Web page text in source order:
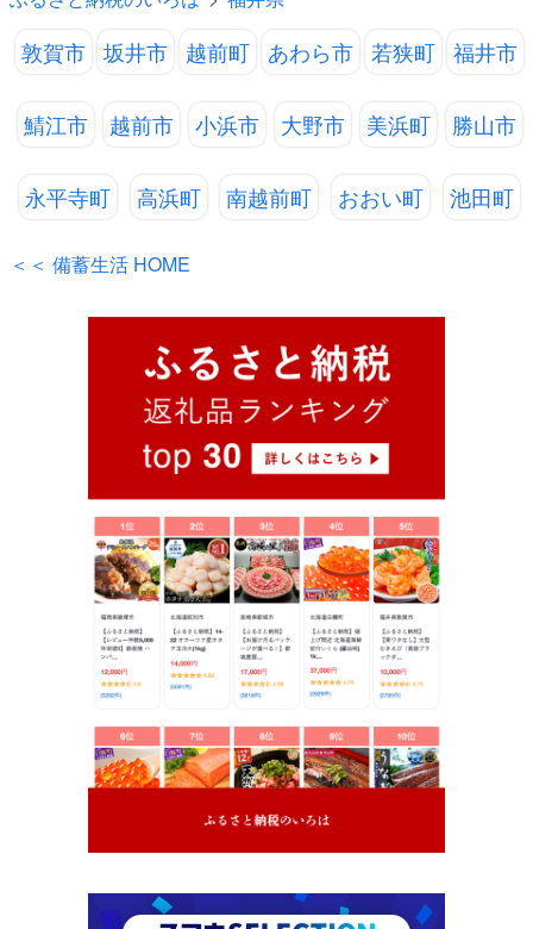
敦賀市 坂井市 越前町 あわら市 若狭町 福井市
鯖江市 越前市 小浜市 大野市 美浜町 勝山市
永平寺町 高浜町 南越前町 おおい町 池田町
＜＜ 備蓄生活 HOME